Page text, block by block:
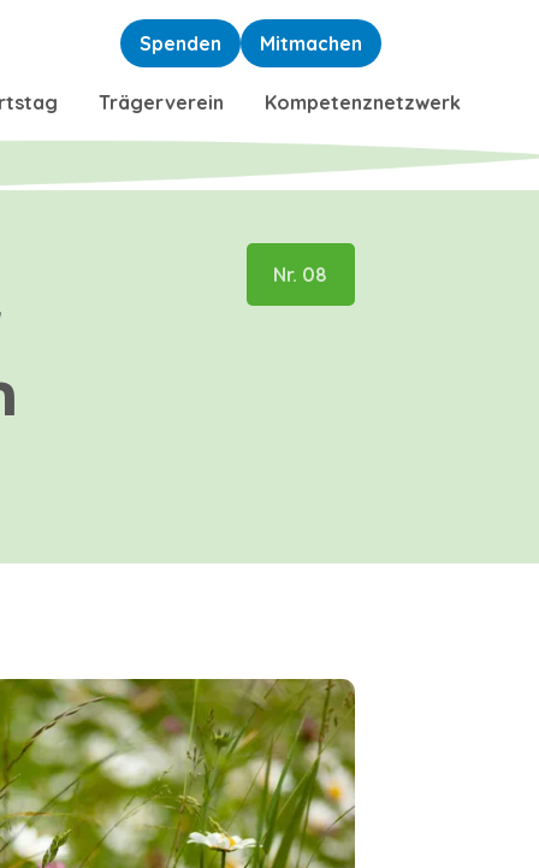
Trägerverein Kompetenznetzwerk
Spenden Mitmachen
Nr. 08